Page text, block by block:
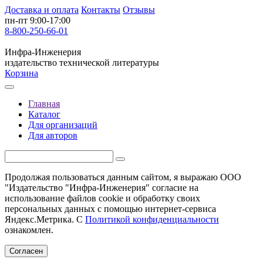
Доставка и оплата Контакты Отзывы
пн-пт 9:00-17:00
8-800-250-66-01
Инфра-Инженерия
издательство технической литературы
Корзина
Главная
Каталог
Для организаций
Для авторов
Продолжая пользоваться данным сайтом, я выражаю ООО
"Издательство "Инфра-Инженерия" согласие на
использование файлов cookie и обработку своих
персональных данных с помощью интернет-сервиса
Яндекс.Метрика. С Политикой конфиденциальности
ознакомлен.
Согласен